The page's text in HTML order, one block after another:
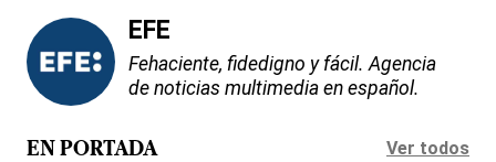
EFE
Fehaciente, fidedigno y fácil. Agencia
de noticias multimedia en español.
EN PORTADA Ver todos